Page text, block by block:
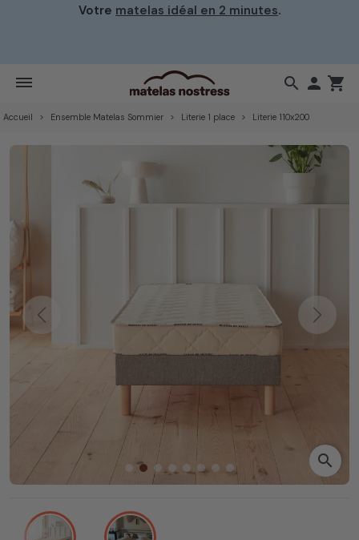
Votre matelas idéal en 2 minutes.
search  shopping_cart
Accueil Ensemble Matelas Sommier Literie 1 place Literie 110x200
Previous Next
search